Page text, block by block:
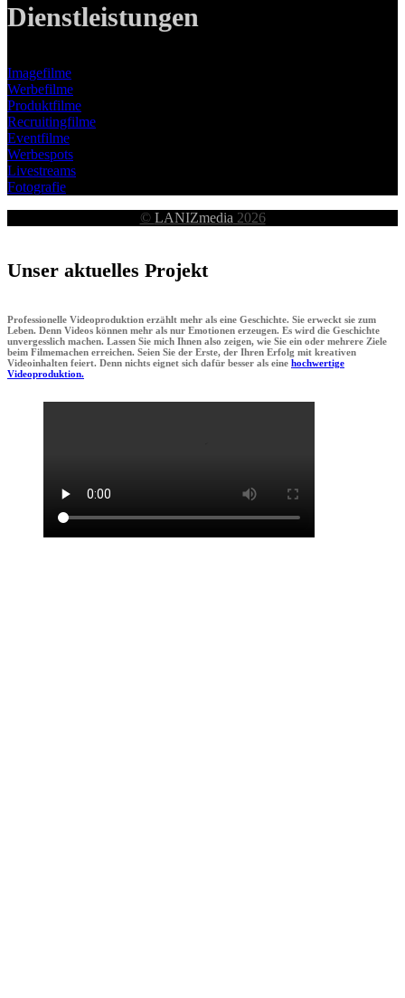
Dienstleistungen
Imagefilme
Werbefilme
Produktfilme
Recruitingfilme
Eventfilme
Werbespots
Livestreams
Fotografie
© LANIZmedia2026
Unser aktuelles Projekt
Professionelle Videoproduktion erzählt mehr als eine Geschichte. Sie erweckt sie zum
Leben. Denn Videos können mehr als nur Emotionen erzeugen. Es wird die Geschichte
unvergesslich machen. Lassen Sie mich Ihnen also zeigen, wie Sie ein oder mehrere Ziele
beim Filmemachen erreichen. Seien Sie der Erste, der Ihren Erfolg mit kreativen
Videoinhalten feiert. Denn nichts eignet sich dafür besser als eine hochwertige
Videoproduktion.